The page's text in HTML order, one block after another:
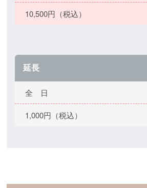
10,500円（税込）
延長
全 日
1,000円（税込）